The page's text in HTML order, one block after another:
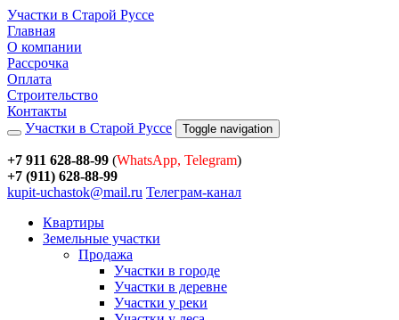
Участки в Старой Руссе
Главная
О компании
Рассрочка
Оплата
Строительство
Контакты
Участки в Старой Руссе
Toggle navigation
+7 911 628-88-99 (WhatsApp, Telegram)
+7 (911) 628-88-99
kupit-uchastok@mail.ru Телеграм-канал
Квартиры
Земельные участки
Продажа
Участки в городе
Участки в деревне
Участки у реки